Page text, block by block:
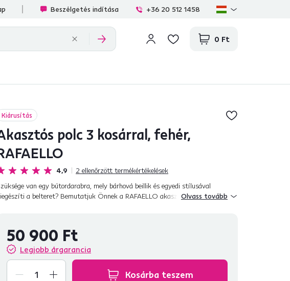
Beszélgetés indítása +36 20 512 1458
0 Ft
Kiárusítás
polc 3 kosárral, fehér,
4,9 2 ellenőrzött termékértékelések
van egy bútordarabra, mely bárhová beillik és egyedi stílusával
a belteret? Bemutatjuk Önnek a RAFAELLO akasztós polcot, mely
Olvass tovább
50 900 Ft
Legjobb árgarancia
Kosárba teszem